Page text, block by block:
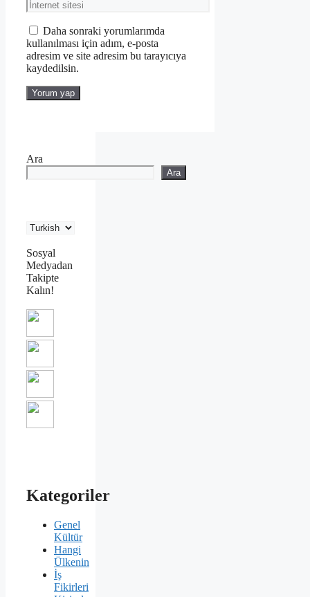
İnternet
sitesi
Daha sonraki yorumlarımda
kullanılması için adım, e-posta
adresim ve site adresim bu tarayıcıya
kaydedilsin.
Ara
Ara
Sosyal
Medyadan
Takipte
Kalın!
Kategoriler
Genel
Kültür
Hangi
Ülkenin
İş
Fikirleri